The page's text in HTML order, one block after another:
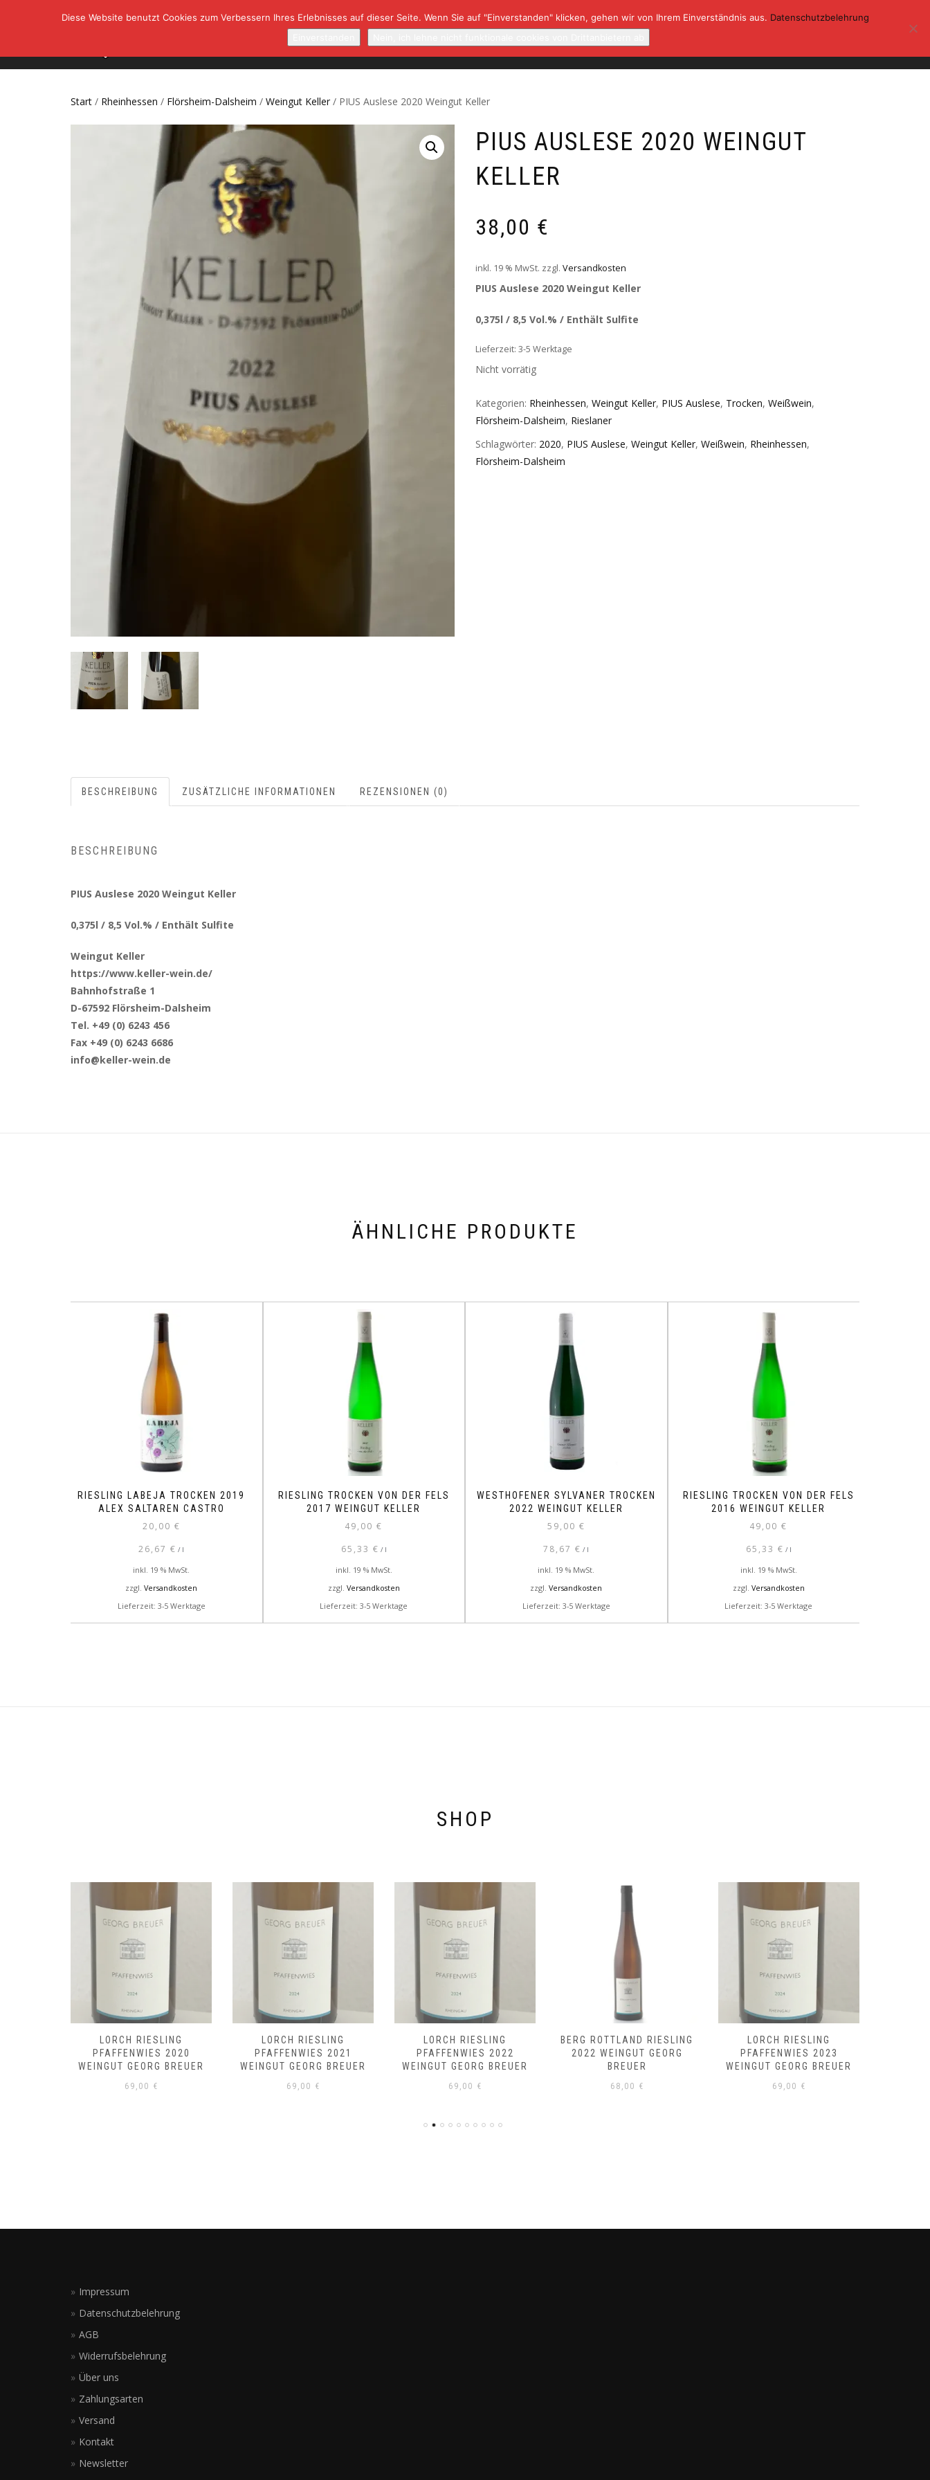
Start / Rheinhessen / Flörsheim-Dalsheim / Weingut Keller / PIUS Auslese 2020 Weingut Keller
PIUS AUSLESE 2020 WEINGUT
KELLER
38,00 €
inkl. 19 % MwSt. zzgl. Versandkosten
PIUS Auslese 2020 Weingut Keller
0,375l / 8,5 Vol.% / Enthält Sulfite
Lieferzeit: 3-5 Werktage
Nicht vorrätig
Kategorien: Rheinhessen, Weingut Keller, PIUS Auslese, Trocken, Weißwein,
Flörsheim-Dalsheim, Rieslaner
Schlagwörter: 2020, PIUS Auslese, Weingut Keller, Weißwein, Rheinhessen,
Flörsheim-Dalsheim
BESCHREIBUNG ZUSÄTZLICHE INFORMATIONEN REZENSIONEN (0)
BESCHREIBUNG
PIUS Auslese 2020 Weingut Keller
0,375l / 8,5 Vol.% / Enthält Sulfite
Weingut Keller
https://www.keller-wein.de/
Bahnhofstraße 1
D-67592 Flörsheim-Dalsheim
Tel. +49 (0) 6243 456
Fax +49 (0) 6243 6686
info@keller-wein.de
ÄHNLICHE PRODUKTE
RIESLING LABEJA TROCKEN 2019
ALEX SALTAREN CASTRO
20,00 €
26,67€ / l
inkl. 19 % MwSt.
zzgl.Versandkosten
Lieferzeit: 3-5 Werktage
RIESLING TROCKEN VON DER FELS
2017 WEINGUT KELLER
49,00€
65,33 € / l
inkl. 19 % MwSt.
zzgl. Versandkosten
Lieferzeit: 3-5 Werktage
WESTHOFENER SYLVANER TROCKEN
2022 WEINGUT KELLER
59,00 €
78,67€ / l
inkl. 19 % MwSt.
zzgl.Versandkosten
Lieferzeit: 3-5 Werktage
RIESLING TROCKEN VON DER FELS
2016 WEINGUT KELLER
49,00€
65,33 € / l
inkl. 19 % MwSt.
zzgl. Versandkosten
Lieferzeit: 3-5 Werktage
SHOP
LORCH RIESLING
PFAFFENWIES 2020
WEINGUT GEORG BREUER
69,00 €
LORCH RIESLING
PFAFFENWIES 2021
WEINGUT GEORG BREUER
69,00 €
LORCH RIESLING
PFAFFENWIES 2022
WEINGUT GEORG BREUER
69,00 €
BERG ROTTLAND RIESLING
2022 WEINGUT GEORG
BREUER
68,00 €
LORCH RIESLING
PFAFFENWIES 2023
WEINGUT GEORG BREUER
69,00 €
Impressum
Datenschutzbelehrung
AGB
Widerrufsbelehrung
Über uns
Zahlungsarten
Versand
Kontakt
Newsletter
Diese Website benutzt Cookies zum Verbessern Ihres Erlebnisses auf dieser Seite. Wenn Sie auf "Einverstanden" klicken, gehen wir von Ihrem Einverständnis aus. Datenschutzbelehrung